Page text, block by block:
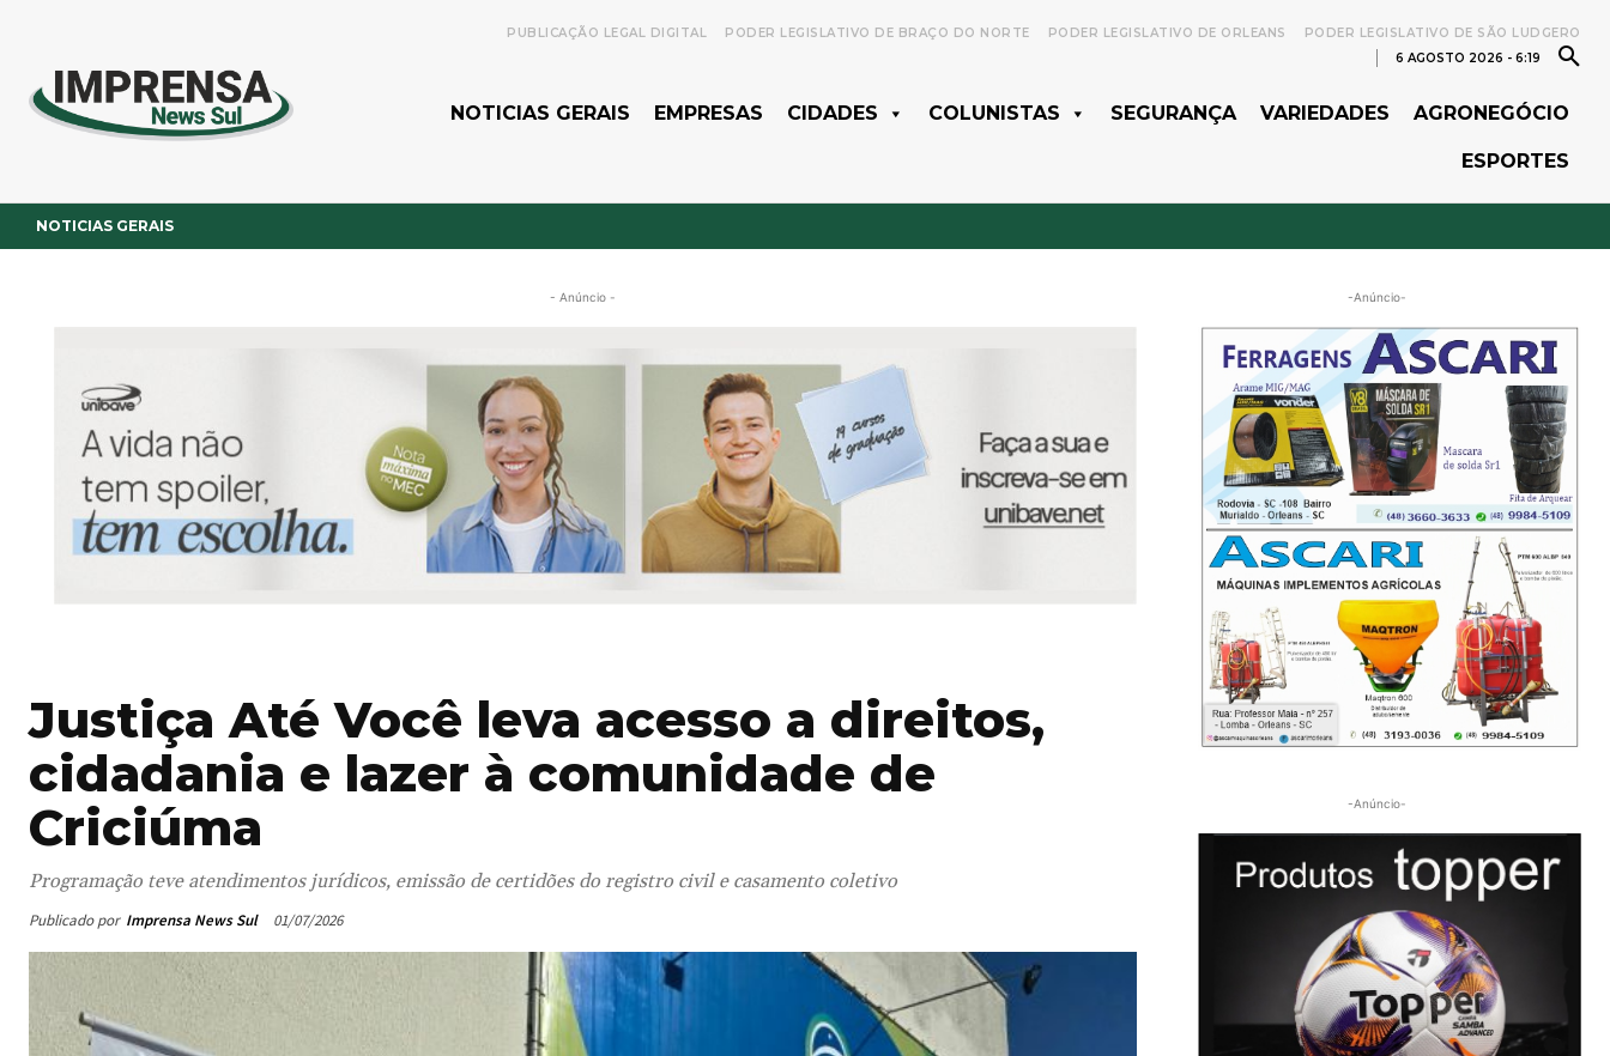
PUBLICAÇÃO LEGAL DIGITAL PODER LEGISLATIVO DE BRAÇO DO NORTE PODER LEGISLATIVO DE ORLEANS
PODER LEGISLATIVO DE SÃO LUDGERO
6 AGOSTO 2026 - 6:19
NOTICIAS GERAIS EMPRESAS CIDADES COLUNISTAS SEGURANÇA VARIEDADES AGRONEGÓCIO
ESPORTES
NOTICIAS GERAIS
- Anúncio -
Justiça Até Você leva acesso a direitos,
cidadania e lazer à comunidade de
Criciúma
Programação teve atendimentos jurídicos, emissão de certidões do registro civil e casamento coletivo
Publicado por Imprensa News Sul 01/07/2026
-Anúncio-
-Anúncio-